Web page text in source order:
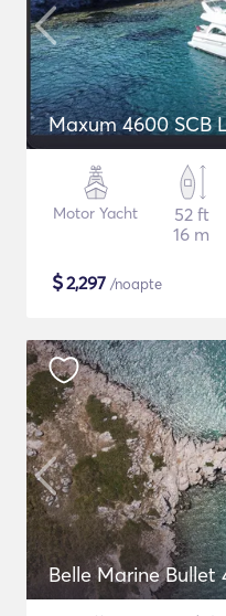
Maxum 4600 SCB
Motor Yacht
52 ft
16 m
$2,297 /noapte
Belle Marine Bullet